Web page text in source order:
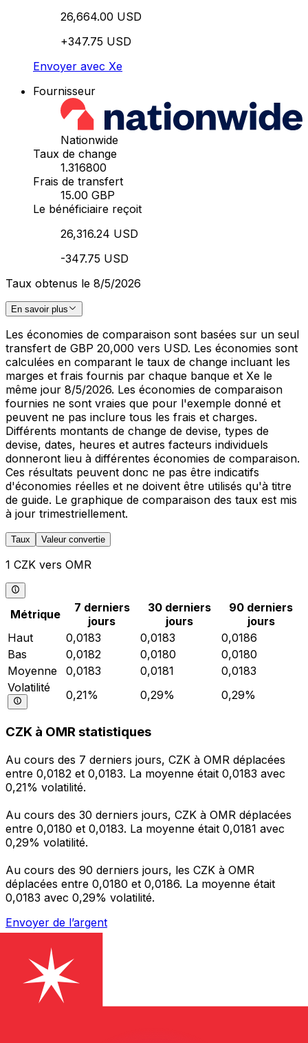
26,664.00 USD
+347.75 USD
Envoyer avec Xe
Fournisseur
Nationwide
Taux de change
1.316800
Frais de transfert
15.00 GBP
Le bénéficiaire reçoit
26,316.24 USD
-347.75 USD
Taux obtenus le 8/5/2026
En savoir plus
Les économies de comparaison sont basées sur un seul
transfert de GBP 20,000 vers USD. Les économies sont
calculées en comparant le taux de change incluant les
marges et frais fournis par chaque banque et Xe le
même jour 8/5/2026. Les économies de comparaison
fournies ne sont vraies que pour l'exemple donné et
peuvent ne pas inclure tous les frais et charges.
Différents montants de change de devise, types de
devise, dates, heures et autres facteurs individuels
donneront lieu à différentes économies de comparaison.
Ces résultats peuvent donc ne pas être indicatifs
d'économies réelles et ne doivent être utilisés qu'à titre
de guide. Le graphique de comparaison des taux est mis
à jour trimestriellement.
Taux Valeur convertie
1 CZK vers OMR
Métrique
7 derniers
jours
30 derniers
jours
90 derniers
jours
Haut
0,0183 0,0183
0,0186
Bas
0,0182 0,0180
0,0180
Moyenne
0,0183 0,0181
0,0183
Volatilité
0,21% 0,29% 0,29%
CZK à OMR statistiques
Au cours des 7 derniers jours, CZK à OMR déplacées
entre 0,0182 et 0,0183. La moyenne était 0,0183 avec
0,21% volatilité.
Au cours des 30 derniers jours, CZK à OMR déplacées
entre 0,0180 et 0,0183. La moyenne était 0,0181 avec
0,29% volatilité.
Au cours des 90 derniers jours, les CZK à OMR
déplacées entre 0,0180 et 0,0186. La moyenne était
0,0183 avec 0,29% volatilité.
Envoyer de l’argent
Gérez votre argent et vos devises lorsque vous
êtes en déplacement
L'application Xe réunit toutes les fonctionnalités
nécessaires pour vos transferts d'argent internationaux